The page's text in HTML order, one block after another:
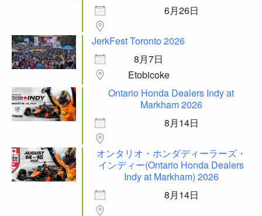
6月26日
JerkFest Toronto 2026
8月7日
Etobicoke
Ontario Honda Dealers Indy at
Markham 2026
8月14日
オンタリオ・ホンダディーラーズ・
インディー(Ontario Honda Dealers
Indy at Markham) 2026
8月14日